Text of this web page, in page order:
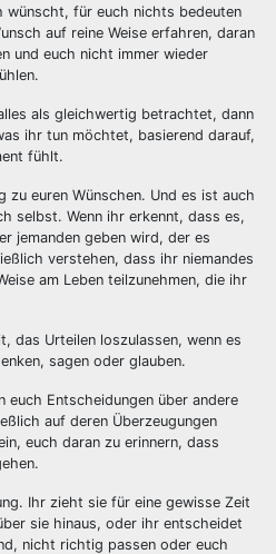
wünscht, für euch nichts bedeuten
auf reine Weise erfahren, daran
und euch nicht immer wieder
als gleichwertig betrachtet, dann
ihr tun möchtet, basierend darauf,
fühlt.
zu euren Wünschen. Und es ist auch
selbst. Wenn ihr erkennt, dass es,
jemanden geben wird, der es
verstehen, dass ihr niemandes
am Leben teilzunehmen, die ihr
das Urteilen loszulassen, wenn es
sagen oder glauben.
euch Entscheidungen über andere
auf deren Überzeugungen
euch daran zu erinnern, dass
Ihr zieht sie für eine gewisse Zeit
sie hinaus, oder ihr entscheidet
nicht richtig passen oder euch